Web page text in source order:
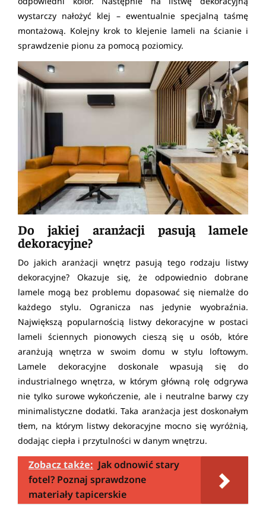
wystarczy nałożyć klej – ewentualnie specjalną taśmę
montażową. Kolejny krok to klejenie lameli na ścianie i
sprawdzenie pionu za pomocą poziomicy.
Do jakiej aranżacji pasują lamele
dekoracyjne?
Do jakich aranżacji wnętrz pasują tego rodzaju listwy
dekoracyjne? Okazuje się, że odpowiednio dobrane
lamele mogą bez problemu dopasować się niemalże do
każdego stylu. Ogranicza nas jedynie wyobraźnia.
Największą popularnością listwy dekoracyjne w postaci
lameli ściennych pionowych cieszą się u osób, które
aranżują wnętrza w swoim domu w stylu loftowym.
Lamele dekoracyjne doskonale wpasują się do
industrialnego wnętrza, w którym główną rolę odgrywa
nie tylko surowe wykończenie, ale i neutralne barwy czy
minimalistyczne dodatki. Taka aranżacja jest doskonałym
tłem, na którym listwy dekoracyjne mocno się wyróżnią,
dodając ciepła i przytulności w danym wnętrzu.
Zobacz także: Jak odnowić stary
fotel? Poznaj sprawdzone
materiały tapicerskie